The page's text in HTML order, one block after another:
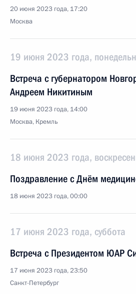
20 июня 2023 года, 17:20
Москва
19 июня 2023 года,
Встреча с губернатором
Андреем Никитиным
19 июня 2023 года, 14:00
Москва, Кремль
18 июня 2023 года,
Поздравление с Днём
18 июня 2023 года, 00:00
17 июня 2023 года, суббота
Встреча с Президентом ЮАР
17 июня 2023 года, 23:50
Санкт-Петербург